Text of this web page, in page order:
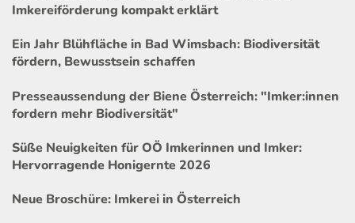
Imkereiförderung kompakt erklärt
Ein Jahr Blühfläche in Bad Wimsbach: Biodiversität
fördern, Bewusstsein schaffen
Presseaussendung der Biene Österreich: "Imker:innen
fordern mehr Biodiversität"
Süße Neuigkeiten für OÖ Imkerinnen und Imker:
Hervorragende Honigernte 2026
Neue Broschüre: Imkerei in Österreich